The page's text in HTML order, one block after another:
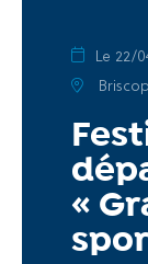
Le 22/
«